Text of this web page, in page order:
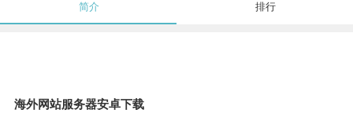
简介 排行
海外网站服务器安卓下载